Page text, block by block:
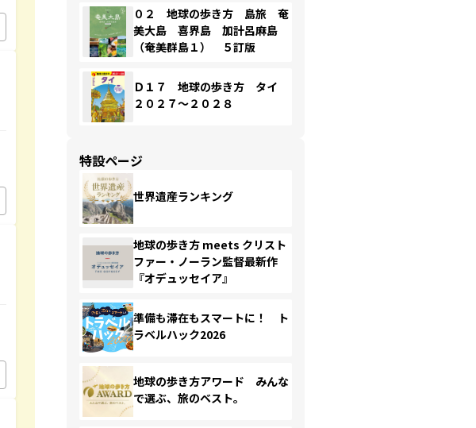
０２ 地球の歩き方 島旅 奄
美大島 喜界島 加計呂麻島
（奄美群島１） ５訂版
Ｄ１７ 地球の歩き方 タイ
２０２７～２０２８
特設ページ
世界遺産ランキング
地球の歩き方 meets クリスト
ファー・ノーラン監督最新作
『オデュッセイア』
準備も滞在もスマートに！ ト
ラベルハック2026
地球の歩き方アワード みんな
で選ぶ、旅のベスト。